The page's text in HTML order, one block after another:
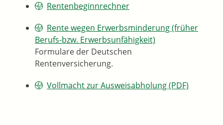
Rentenbeginnrechner
Rente wegen Erwerbsminderung (früher
Berufs-bzw. Erwerbsunfähigkeit)
Formulare der Deutschen
Rentenversicherung.
Vollmacht zur Ausweisabholung (PDF)